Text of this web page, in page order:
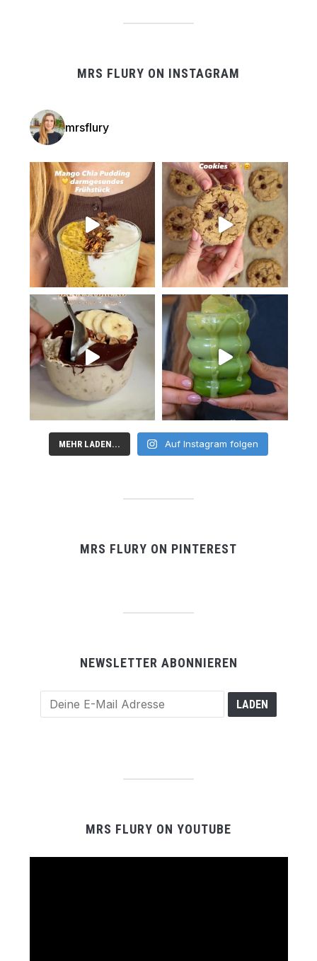
MRS FLURY ON INSTAGRAM
mrsflury
MEHR LADEN... Auf Instagram folgen
MRS FLURY ON PINTEREST
NEWSLETTER ABONNIEREN
MRS FLURY ON YOUTUBE